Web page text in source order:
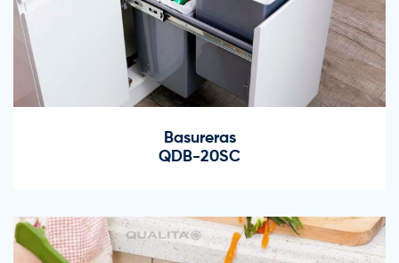
Basureras
QDB-20SC